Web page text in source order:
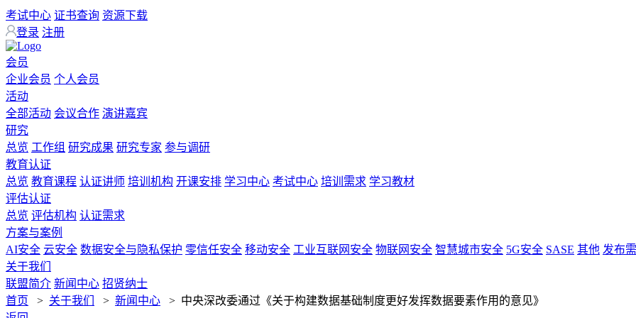
考试中心 证书查询 资源下载
登录 注册
会员
企业会员 个人会员
活动
全部活动 会议合作 演讲嘉宾
研究
总览 工作组 研究成果 研究专家 参与调研
教育认证
总览 教育课程 认证讲师 培训机构 开课安排 学习中心 考试中心 培训需求 学习教材
评估认证
总览 评估机构 认证需求
方案与案例
AI安全 云安全 数据安全与隐私保护 零信任安全 移动安全 工业互联网安全 物联网安全 智慧城市安全 5G安全 SASE 其他 发布
关于我们
联盟简介 新闻中心 招贤纳士
首页 > 关于我们 > 新闻中心 > 中央深改委通过《关于构建数据基础制度更好发挥数据要素作用的意见》